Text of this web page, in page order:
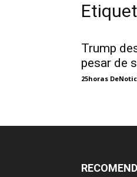
Trump
pesar de
25horas